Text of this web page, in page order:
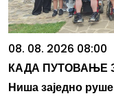
08. 08. 2026 08:00
КАДА ПУТОВАЊЕ
Ниша заједно